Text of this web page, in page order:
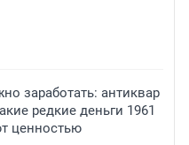
заработать: антиквар
редкие деньги 1961
ценностью